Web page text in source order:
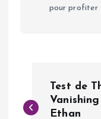
pour profiter
a
Test de
Ethan